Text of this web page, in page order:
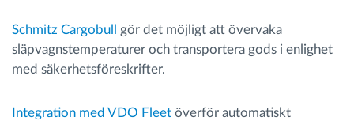
Schmitz Cargobull
gör det möjligt att övervaka
släpvagnstemperaturer och transportera gods i enlighet
med säkerhetsföreskrifter.
Integration med VDO Fleet överför automatiskt